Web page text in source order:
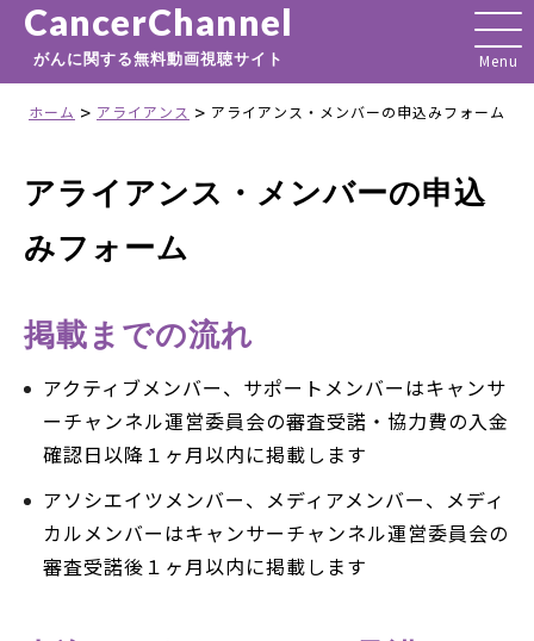
CancerChannel
がんに関する無料動画視聴サイト
ホーム > アライアンス > アライアンス・メンバーの申込みフォーム
アライアンス・メンバーの申込
みフォーム
掲載までの流れ
アクティブメンバー、サポートメンバーはキャンサ
ーチャンネル運営委員会の審査受諾・協力費の入金
確認日以降１ヶ月以内に掲載します
アソシエイツメンバー、メディアメンバー、メディ
カルメンバーはキャンサーチャンネル運営委員会の
審査受諾後１ヶ月以内に掲載します